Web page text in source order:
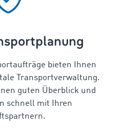
bieten Ihnen
Transportverwaltung.
guten Überblick und
schnell mit Ihren